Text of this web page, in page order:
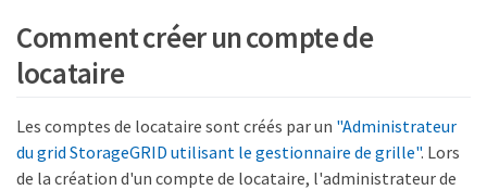
Comment créer un compte de
locataire
Les comptes de locataire sont créés par un "Administrateur
du grid StorageGRID utilisant le gestionnaire de grille". Lors
de la création d'un compte de locataire, l'administrateur de